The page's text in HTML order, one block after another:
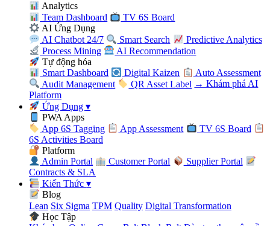
Analytics
Team Dashboard
TV 6S Board
AI Ứng Dụng
AI Chatbot 24/7
Smart Search
Predictive Analytics
Process Mining
AI Recommendation
Tự động hóa
Smart Dashboard
Digital Kaizen
Auto Assessment
Audit Management
QR Asset Label → Khám phá AI
Platform
Ứng Dụng▾
PWA Apps
App 6S Tagging
App Assessment
TV 6S Board
6S Activities Board
Platform
Admin Portal
Customer Portal
Supplier Portal
Contracts & SLA
Kiến Thức▾
Blog
Lean Six Sigma TPM Quality Digital Transformation
Học Tập